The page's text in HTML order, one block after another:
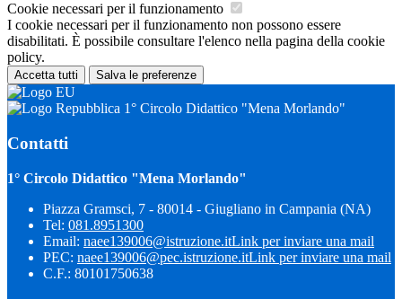
Cookie necessari per il funzionamento
I cookie necessari per il funzionamento non possono essere
disabilitati. È possibile consultare l'elenco nella pagina della cookie
policy.
Accetta tutti Salva le preferenze
1° Circolo Didattico "Mena Morlando"
Contatti
1° Circolo Didattico "Mena Morlando"
Piazza Gramsci, 7 - 80014 - Giugliano in Campania (NA)
Tel: 081.8951300
Email: naee139006@istruzione.itLink per inviare una mail
PEC: naee139006@pec.istruzione.itLink per inviare una mail
C.F.: 80101750638